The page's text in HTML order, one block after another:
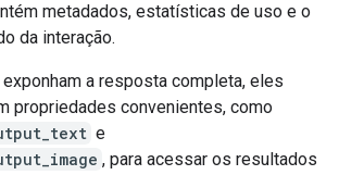
metadados, estatísticas de uso e o
da interação.
a resposta completa, eles
propriedades convenientes, como
e
, para acessar os resultados